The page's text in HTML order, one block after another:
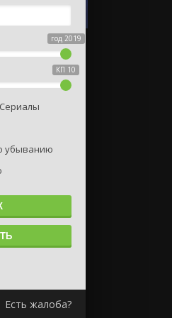
год 2019
КП 10
Сериалы
убыванию
Есть жалоба?